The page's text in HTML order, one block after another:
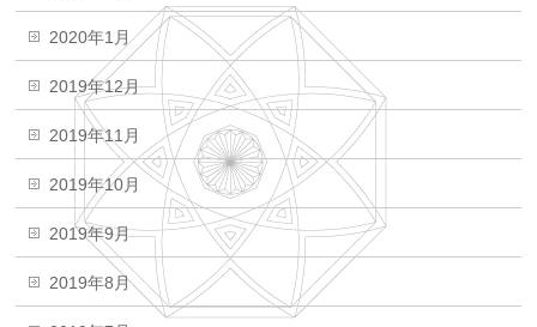
2020年1月
2019年12月
2019年11月
2019年10月
2019年9月
2019年8月